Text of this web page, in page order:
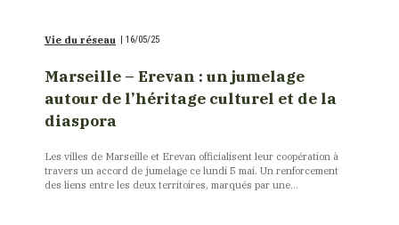
Vie du réseau 16/05/25
Marseille – Erevan : un jumelage
autour de l’héritage culturel et de la
diaspora
Les villes de Marseille et Erevan officialisent leur coopération à
travers un accord de jumelage ce lundi 5 mai. Un renforcement
des liens entre les deux territoires, marqués par une...